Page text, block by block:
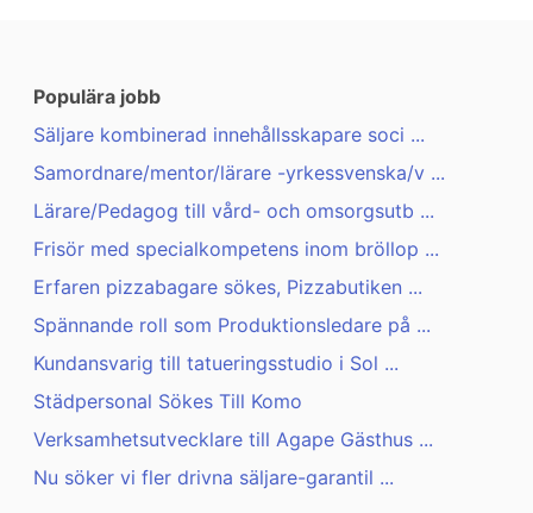
Populära jobb
Säljare kombinerad innehållsskapare soci ...
Samordnare/mentor/lärare -yrkessvenska/v ...
Lärare/Pedagog till vård- och omsorgsutb ...
Frisör med specialkompetens inom bröllop ...
Erfaren pizzabagare sökes, Pizzabutiken ...
Spännande roll som Produktionsledare på ...
Kundansvarig till tatueringsstudio i Sol ...
Städpersonal Sökes Till Komo
Verksamhetsutvecklare till Agape Gästhus ...
Nu söker vi fler drivna säljare-garantil ...